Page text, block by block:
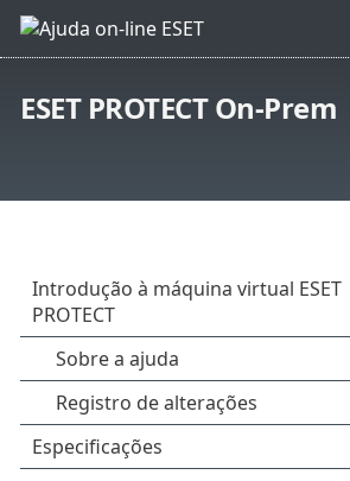
ESET PROTECT On-Prem